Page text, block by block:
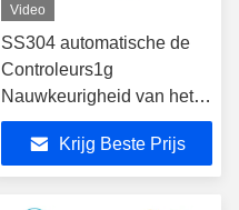
Video
SS304 automatische de
Controleurs1g
Nauwkeurigheid van het
Transportbandgewicht
voor de Lijn van de
Voedselverpakking
Krijg Beste Prijs